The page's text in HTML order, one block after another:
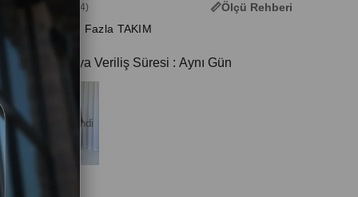
(3M-3374)
Ölçü Rehberi
+ Daha Fazla TAKIM
Kargoya Veriliş Süresi : Aynı Gün
Tükendi